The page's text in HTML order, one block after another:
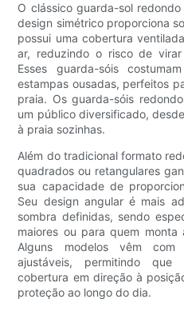
O clássico guarda-sol
design simétrico proporciona
possui uma cobertura
ar, reduzindo o risco de
Esses guarda-sóis
estampas ousadas, perfeitos
praia. Os guarda-sóis
um público diversificado,
à praia sozinhas.
Além do tradicional formato
quadrados ou retangulares
sua capacidade de
Seu design angular é mais
sombra definidas, sendo
maiores ou para quem
Alguns modelos vêm com
ajustáveis, permitindo
cobertura em direção à
proteção ao longo do dia.